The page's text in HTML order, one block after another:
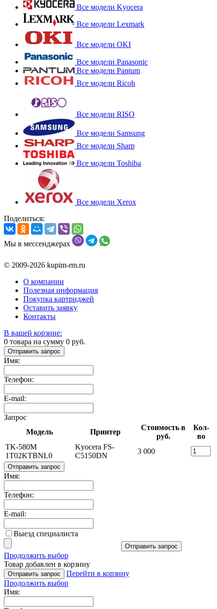
Все модели Kyocera
Все модели Lexmark
Все модели OKI
Все модели Panasonic
Все модели Pantum
Все модели Ricoh
Все модели RISO
Все модели Samsung
Все модели Sharp
Все модели Toshiba
Все модели Xerox
Поделиться:
Мы в мессенджерах
© 2009-2026 kupim-rm.ru
О компании
Полезная информация
Покупка картриджей
Оставить заявку
Контакты
В вашей корзине:
0 товара на сумму 0 руб.
Отправить запрос
Имя:
Телефон:
E-mail:
Запрос
Модель
Принтер
Стоимость в
руб.
Кол-
во
TK-580M
1T02KTBNL0
Kyocera FS-
C5150DN
3 000
Отправить запрос
Имя:
Телефон:
E-mail:
Выезд специалиста
Отправить запрос
Продолжить выбор
Товар добавлен в корзину
Отправить запрос
Перейти в корзину
Продолжить выбор
Имя: